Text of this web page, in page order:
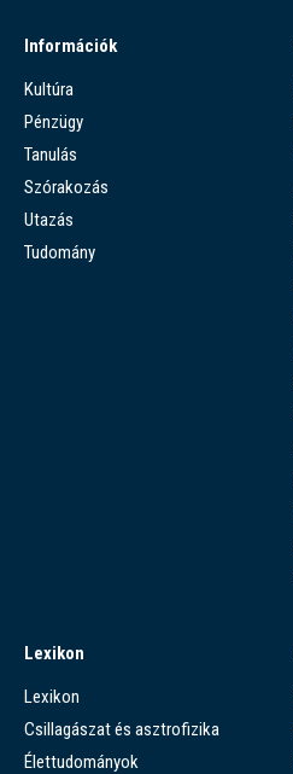
Információk
Kultúra
Pénzügy
Tanulás
Szórakozás
Utazás
Tudomány
Lexikon
Lexikon
Csillagászat és asztrofizika
Élettudományok